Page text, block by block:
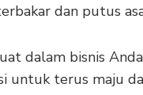
dan putus
dalam bisnis
untuk terus maju